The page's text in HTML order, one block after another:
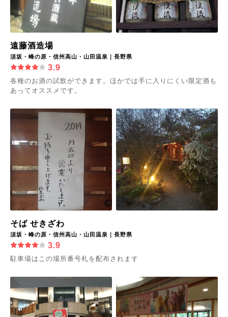
遠藤酒造場
須坂・峰の原・信州高山・山田温泉｜長野県
3.9
各種のお酒の試飲ができます。ほかでは手に入りにくい限定酒も
あってオススメです。
そば せきざわ
須坂・峰の原・信州高山・山田温泉｜長野県
3.9
駐車場はこの場所番号札を配布されます